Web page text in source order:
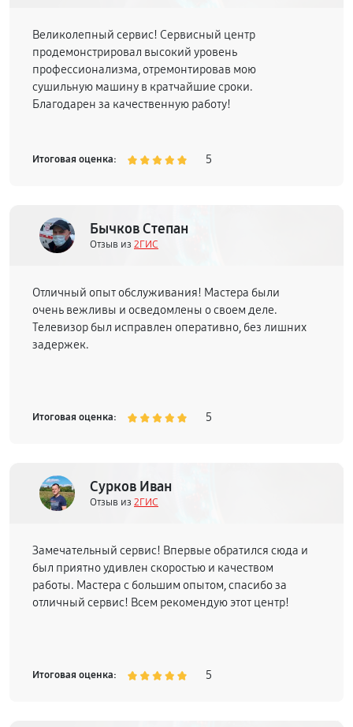
Великолепный сервис! Сервисный центр
продемонстрировал высокий уровень
профессионализма, отремонтировав мою
сушильную машину в кратчайшие сроки.
Благодарен за качественную работу!
Итоговая оценка: 5
Бычков Степан
Отзыв из 2ГИС
Отличный опыт обслуживания! Мастера были
очень вежливы и осведомлены о своем деле.
Телевизор был исправлен оперативно, без лишних
задержек.
Итоговая оценка: 5
Сурков Иван
Отзыв из 2ГИС
Замечательный сервис! Впервые обратился сюда и
был приятно удивлен скоростью и качеством
работы. Мастера с большим опытом, спасибо за
отличный сервис! Всем рекомендую этот центр!
Итоговая оценка: 5